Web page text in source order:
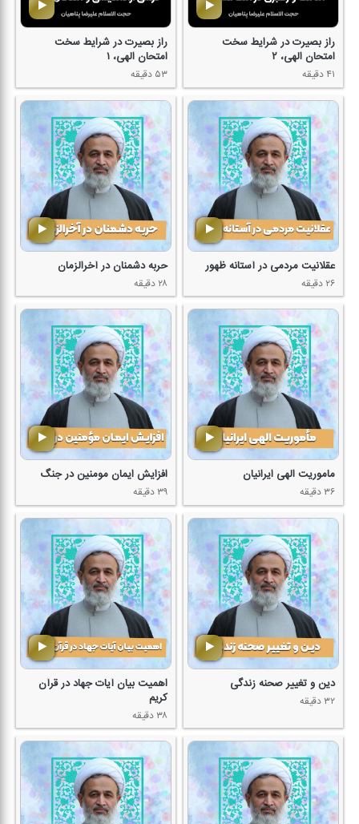
راز بصیرت در شرایط سخت
امتحان الهی، ۲
۴۱ دقیقه
راز بصیرت در شرایط سخت
امتحان الهی، ۱
۵۳ دقیقه
عقلانیت مردمی در آستانه ظهور
۲۶ دقیقه
حربه دشمنان در آخرالزمان
۲۸ دقیقه
ماموریت الهی ایرانیان
۳۶ دقیقه
افزایش ایمان مومنین در جنگ
۳۹ دقیقه
دین و تغییر صحنه زندگی
۳۲ دقیقه
اهمیت بیان آیات جهاد در قرآن
كریم
۳۸ دقیقه